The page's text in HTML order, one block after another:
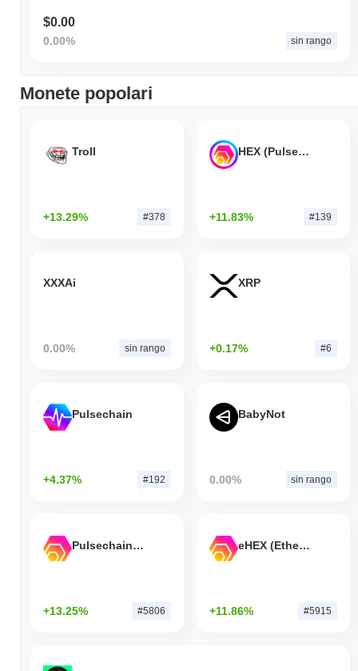
$0.00
0.00% sin rango
Monete popolari
Troll
+13.29% #378
HEX (Pulsechain)
+11.83% #139
XXXAi
0.00% sin rango
XRP
+0.17% #6
Pulsechain
+4.37% #192
BabyNot
0.00% sin rango
Pulsechain Bridged HEX (Pulsechain)
+13.25% #5806
eHEX (Ethereum)
+11.86% #5915